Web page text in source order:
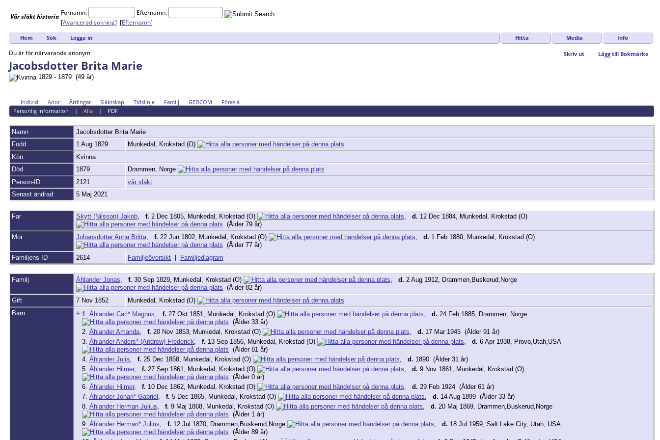
Vårsläkthistoria Förnamn:
Efternamn:
[Avancerad sökning] [Efternamn]
Hem Sök Logga in Hitta Media Info
Skriv ut Lägg till Bokmärke
Du är för närvarande anonym
Jacobsdotter Brita Marie
1829 - 1879 (49 år)
Individ Anor Ättlingar Släktskap Tidslinje Familj GEDCOM
Föreslå
Personlig information | Alla| PDF
Namn Jacobsdotter Brita Marie
Född
1 Aug 1829
Munkedal, Krokstad (O)
Kön
Kvinna
Död
1879
Drammen, Norge
Person-ID
2121
vår släkt
Senast ändrad
5 Maj 2021
Far Skytt (Nilsson) Jakob f. 2 Dec 1805, Munkedal, Krokstad (O) d. 12 Dec 1884, Munkedal, Krokstad (O)
(Ålder 79 år)
Mor
Johansdotter Anna Britta f. 22 Jun 1802, Munkedal, Krokstad (O) d. 1 Feb 1880, Munkedal, Krokstad (O)
(Ålder 77 år)
Familjens ID
2614 Familjeöversikt | Familjediagram
Familj Åhlander Jonas f. 30 Sep 1829, Munkedal, Krokstad (O) d. 2 Aug 1912, Drammen,Buskerud,Norge
(Ålder 82 år)
Gift
7 Nov 1852
Munkedal, Krokstad (O)
Barn
+ 1. Åhlander Carl* Magnus f. 27 Okt 1851, Munkedal, Krokstad (O) d. 24 Feb 1885, Drammen, Norge
(Ålder 33 år)
2. Åhlander Amanda f. 20 Nov 1853, Munkedal, Krokstad (O) d. 17 Mar 1945 (Ålder 91 år)
3. Åhlander Anders* (Andrew) Frederick f. 13 Sep 1856, Munkedal, Krokstad (O) d. 6 Apr 1938, Provo,Utah,USA
(Ålder 81 år)
4. Åhlander Julia f. 25 Dec 1858, Munkedal, Krokstad (O) d. 1890 (Ålder 31 år)
5. Åhlander Hilmer, f. 27 Sep 1861, Munkedal, Krokstad (O) d. 9 Nov 1861, Munkedal, Krokstad (O)
(Ålder 0 år)
6. Åhlander Hilmer, f. 10 Dec 1862, Munkedal, Krokstad (O) d. 29 Feb 1924 (Ålder 61 år)
7. Åhlander Johan* Gabriel f. 5 Dec 1865, Munkedal, Krokstad (O) d. 14 Aug 1899 (Ålder 33 år)
8. Åhlander Herman Julius f. 9 Maj 1868, Munkedal, Krokstad (O) d. 20 Maj 1869, Drammen,Buskerud,Norge
(Ålder 1 år)
9. Åhlander Herman* Julius f. 12 Jul 1870, Drammen,Buskerud,Norge d. 18 Jul 1959, Salt Lake City, Utah, USA
(Ålder 89 år)